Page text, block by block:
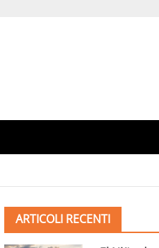
ARTICOLI RECENTI